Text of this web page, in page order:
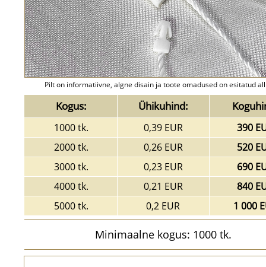
Pilt on informatiivne, algne disain ja toote omadused on esitatud
Kogus: Ühikuhind:
1000 tk. 0,39 EUR
390
2000 tk.
0,26 EUR
520
3000 tk.
0,23 EUR
690
4000 tk.
0,21 EUR
840
5000 tk.
0,2 EUR 1 000
Minimaalne kogus: 1000 tk.